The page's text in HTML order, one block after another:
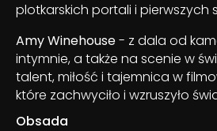
plotkarskich portali i pierwszych
Amy Winehouse- z dala od
intymnie, a także na scenie w
talent, miłość i tajemnica w
które zachwyciło i wzruszyło
Obsada